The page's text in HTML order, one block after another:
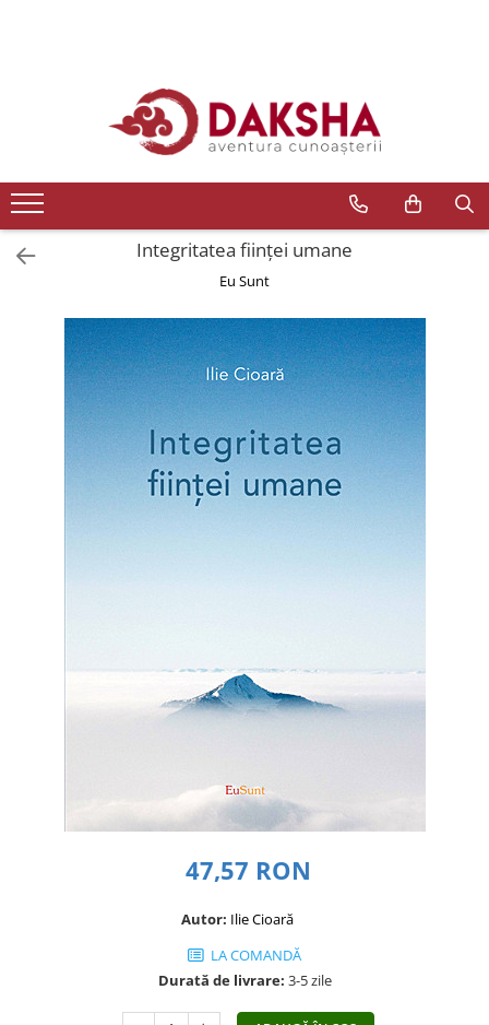
Editura Daksha
Seria Radu Cinamar
Seria Anton Parks
Seria David Icke
Seria Immanuel Velikovsky
Spiritualitate
Extratereștrii
Transformare spirituală
Dezvoltare personală
Ficțiune
Integritatea fiinţei umane
Eu Sunt
47,57 RON
Autor: Ilie Cioară
LA COMANDĂ
Durată de livrare: 3-5 zile